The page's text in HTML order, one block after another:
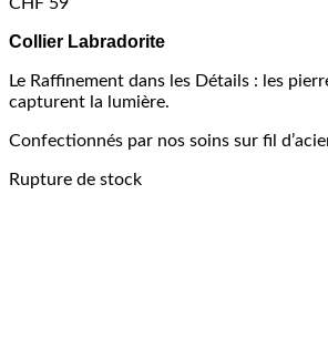
Collier Labradorite
Le Raffinement dans les Détails : les
capturent la lumière.
Confectionnés par nos soins sur fil
Rupture de stock